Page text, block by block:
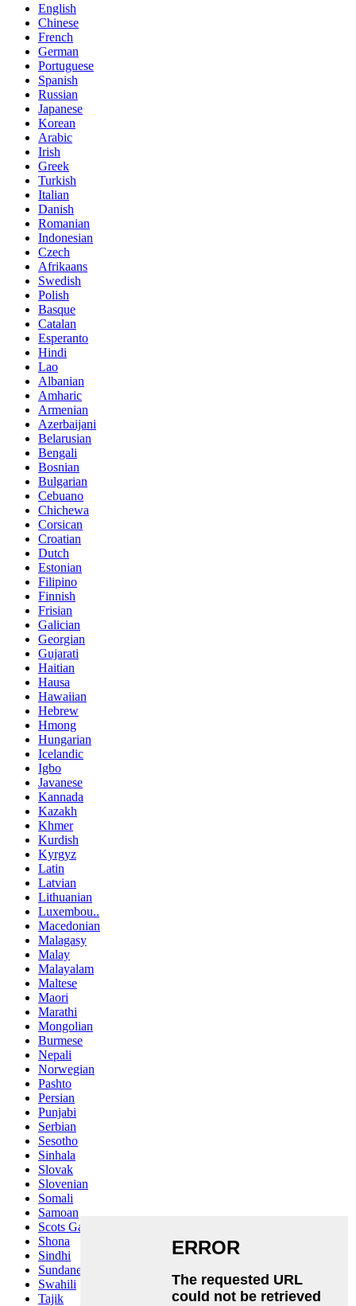
English
Chinese
French
German
Portuguese
Spanish
Russian
Japanese
Korean
Arabic
Irish
Greek
Turkish
Italian
Danish
Romanian
Indonesian
Czech
Afrikaans
Swedish
Polish
Basque
Catalan
Esperanto
Hindi
Lao
Albanian
Amharic
Armenian
Azerbaijani
Belarusian
Bengali
Bosnian
Bulgarian
Cebuano
Chichewa
Corsican
Croatian
Dutch
Estonian
Filipino
Finnish
Frisian
Galician
Georgian
Gujarati
Haitian
Hausa
Hawaiian
Hebrew
Hmong
Hungarian
Icelandic
Igbo
Javanese
Kannada
Kazakh
Khmer
Kurdish
Kyrgyz
Latin
Latvian
Lithuanian
Luxembou..
Macedonian
Malagasy
Malay
Malayalam
Maltese
Maori
Marathi
Mongolian
Burmese
Nepali
Norwegian
Pashto
Persian
Punjabi
Serbian
Sesotho
Sinhala
Slovak
Slovenian
Somali
Samoan
Scots Gaelic
Shona
Sindhi
Sundanese
Swahili
Tajik